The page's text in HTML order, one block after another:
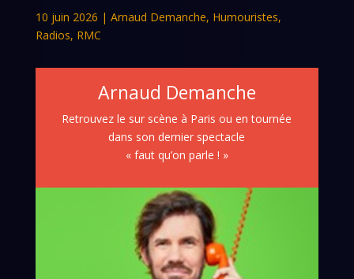
10 juin 2026 | Arnaud Demanche, Humouristes,
Radios, RMC
Arnaud Demanche
Retrouvez le sur scène à Paris ou en tournée
dans son dernier spectacle
« faut qu’on parle ! »